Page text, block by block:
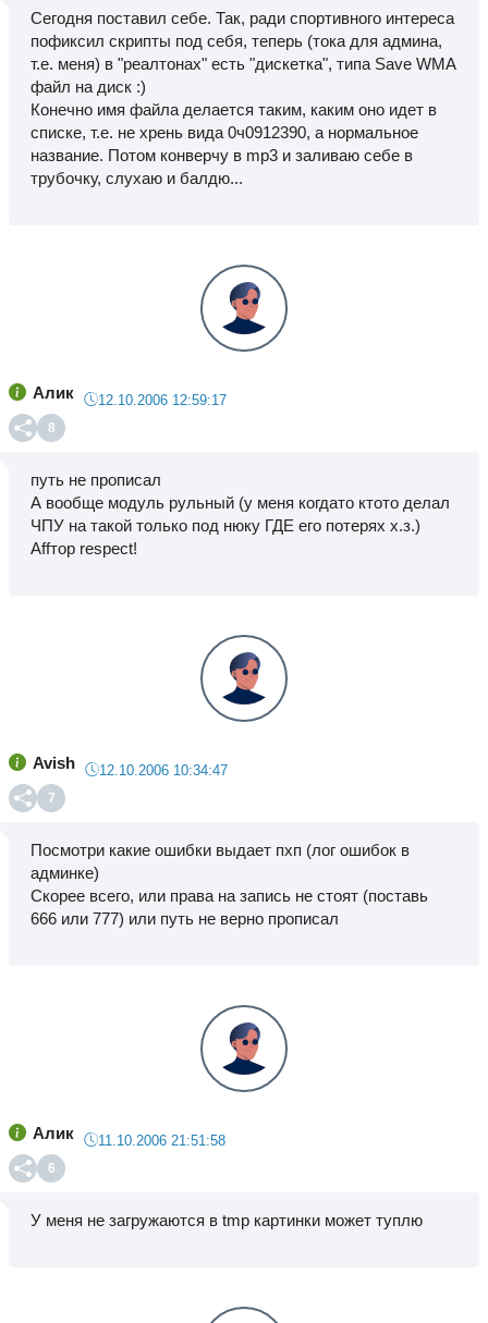
Сегодня поставил себе. Так, ради спортивного интереса
пофиксил скрипты под себя, теперь (тока для админа,
т.е. меня) в "реалтонах" есть "дискетка", типа Save WMA
файл на диск :)
Конечно имя файла делается таким, каким оно идет в
списке, т.е. не хрень вида 0ч0912390, а нормальное
название. Потом конверчу в mp3 и заливаю себе в
трубочку, слухаю и балдю...
Алик 12.10.2006 12:59:17
8
путь не прописал
А вообще модуль рульный (у меня когдато ктото делал
ЧПУ на такой только под нюку ГДЕ его потерях х.з.)
Аffтор respect!
Avish 12.10.2006 10:34:47
7
Посмотри какие ошибки выдает пхп (лог ошибок в
админке)
Скорее всего, или права на запись не стоят (поставь
666 или 777) или путь не верно прописал
Алик 11.10.2006 21:51:58
6
У меня не загружаются в tmp картинки может туплю